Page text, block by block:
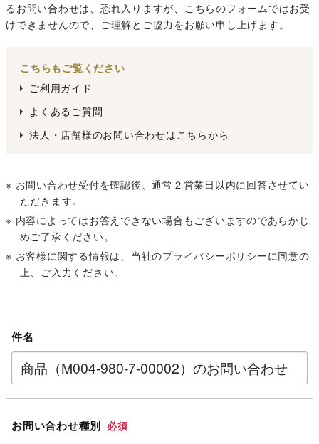
るお問い合わせは、恐れ入りますが、こちらのフォームではお受
けできませんので、ご理解とご協力をお願い申し上げます。
こちらもご覧ください
ご利用ガイド
よくあるご質問
法人・店舗様のお問い合わせはこちらから
※ お問い合わせ受付を確認後、通常２営業日以内に回答させてい
ただきます。
※ 内容によってはお答えできない場合もございますのであらかじ
めご了承ください。
※ お客様に関する情報は、当社のプライバシーポリシーに同意の
上、ご入力ください。
件名
お問い合わせ種別 必須